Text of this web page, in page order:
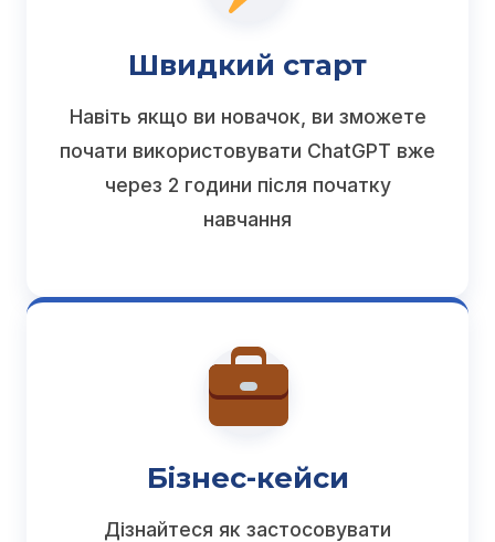
Швидкий старт
Навіть якщо ви новачок, ви зможете
почати використовувати ChatGPT вже
через 2 години після початку
навчання
Бізнес-кейси
Дізнайтеся як застосовувати